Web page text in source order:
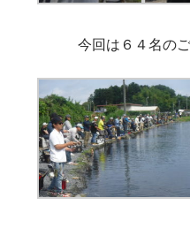
今回は６４名の